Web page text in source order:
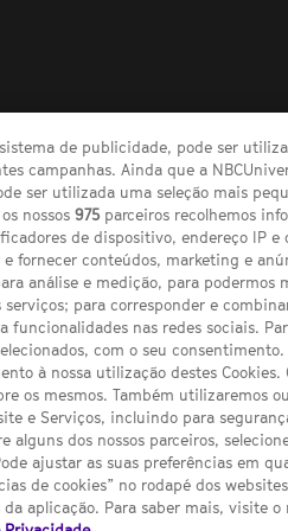
SCI
de publicidade, pode ser
campanhas. Ainda que a
ser utilizada uma seleção mais
nossos 975 parceiros recolhemos
de dispositivo, endereço IP e
fornecer conteúdos, marketing e
análise e medição, para podermos
serviços; para corresponder e
funcionalidades nas redes sociais.
com o seu
à nossa utilização destes
os mesmos. Também utilizaremos
e Serviços, incluindo para
alguns dos nossos parceiros,
ajustar as suas preferências em
de cookies” no rodapé dos
aplicação. Para saber mais, visite o